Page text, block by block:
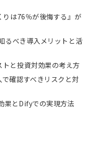
りは76％が後悔する』が
るべき導入メリットと活
と投資対効果の考え方
確認すべきリスクと対
果とDifyでの実現方法